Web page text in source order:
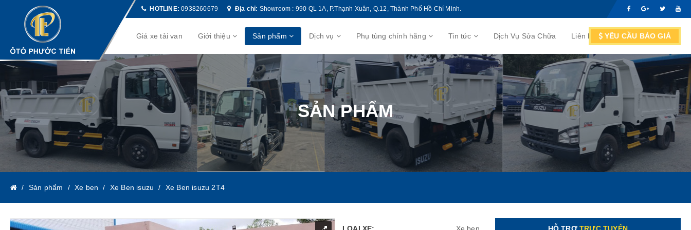
HOTLINE: 0938260679 Địa chỉ: Showroom : 990 QL 1A, P.Thạnh Xuân, Q.12, Thành Phố Hồ Chí Minh.
Giá xe tải van Giới thiệu Sản phẩm Dịch vụ Phụ tùng chính hãng Tin tức Dịch Vụ Sửa Chữa Liên hệ Nội bộ
YÊU CẦU BÁO GIÁ
SẢN PHẨM
Sản phẩm Xe ben Xe Ben isuzu Xe Ben isuzu 2T4